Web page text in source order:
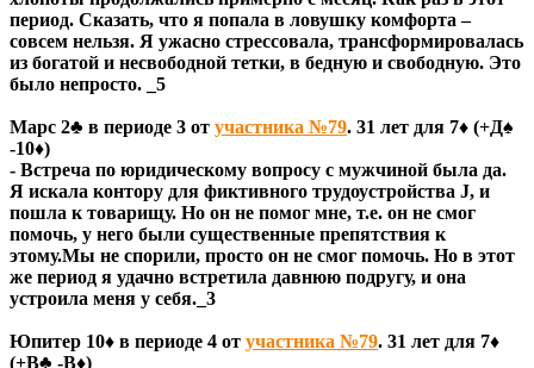
период. Сказать, что я попала в ловушку комфорта –
совсем нельзя. Я ужасно стрессовала, трансформировалась
из богатой и несвободной тетки, в бедную и свободную. Это
было непросто. _5
Марс 2♣ в периоде 3 от участника №79. 31 лет для 7♦ (+Д♠
-10♦)
- Встреча по юридическому вопросу с мужчиной была да.
Я искала контору для фиктивного трудоустройства J, и
пошла к товарищу. Но он не помог мне, т.е. он не смог
помочь, у него были существенные препятствия к
этому.Мы не спорили, просто он не смог помочь. Но в этот
же период я удачно встретила давнюю подругу, и она
устроила меня у себя._3
Юпитер 10♦ в периоде 4 от участника №79. 31 лет для 7♦
(+В♣ -В♦)